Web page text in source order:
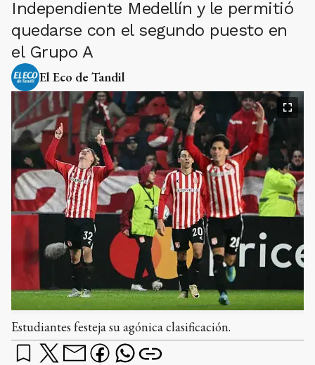
Independiente Medellín y le permitió
quedarse con el segundo puesto en
el Grupo A
El Eco de Tandil
Estudiantes festeja su agónica clasificación.